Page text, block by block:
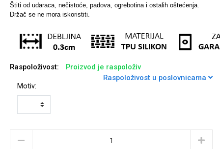
Štiti od udaraca, nečistoće, padova, ogrebotina i ostalih oštećenja.
Držač se ne mora iskoristiti.
Raspoloživost:
Proizvod je raspoloživ
Raspoloživost u poslovnicama
Motiv: